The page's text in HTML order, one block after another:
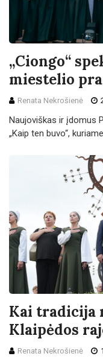
„Ciongo“
miestelio
Renata Nekrošienė
Naujoviškas ir įdomus
„Kaip ten buvo“,
Kai tradicija
Klaipėdos
Renata Nekrošienė